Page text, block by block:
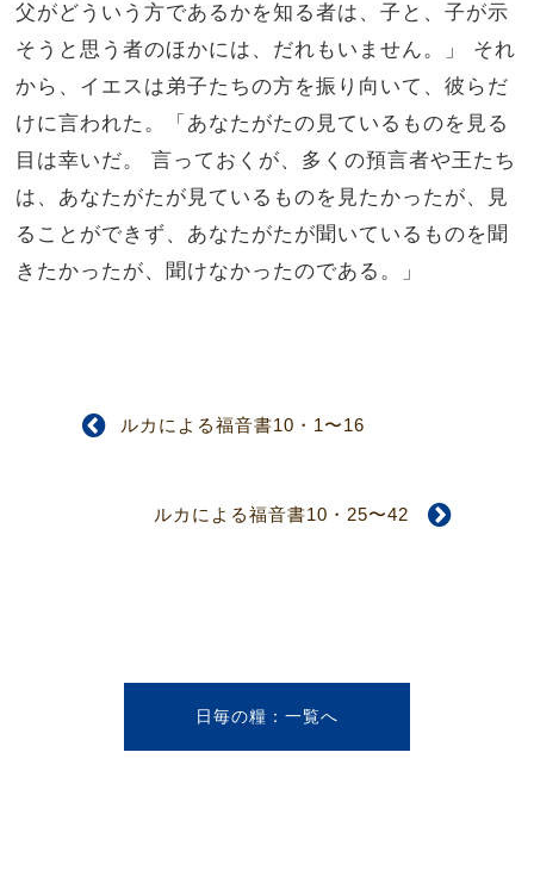
父がどういう方であるかを知る者は、子と、子が示
そうと思う者のほかには、だれもいません。」
それ
から、イエスは弟子たちの方を振り向いて、彼らだ
けに言われた。「あなたがたの見ているものを見る
目は幸いだ。
言っておくが、多くの預言者や王たち
は、あなたがたが見ているものを見たかったが、見
ることができず、あなたがたが聞いているものを聞
きたかったが、聞けなかったのである。」
ルカによる福音書10・1〜16
ルカによる福音書10・25〜42
日毎の糧